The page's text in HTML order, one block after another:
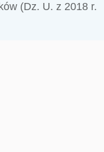
(Dz. U. z 2018 r.